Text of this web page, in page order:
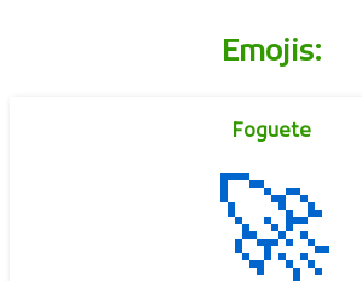
Áudios Mais Visitados